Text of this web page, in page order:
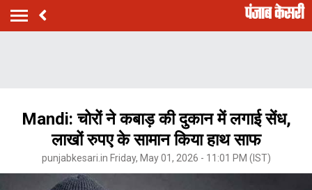
Mandi: चोरों ने कबाड़ की दुकान में लगाई सेंध,
लाखों रुपए के सामान किया हाथ साफ
punjabkesari.in Friday, May 01, 2026 - 11:01 PM (IST)